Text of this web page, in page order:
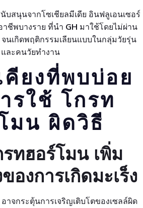
บสนุนจากโซเชียลมีเดีย อินฟลูเอนเซอร์
ชีพบางราย ที่นำ GH มาใช้โดยไม่ผ่าน
นเกิดพฤติกรรมเลียนแบบในกลุ่มวัยรุ่น
และคนวัยทำงาน
คียงที่พบบ่อย
รใช้ โกรท
มน ผิดวิธี
ทฮอร์โมน เพิ่ม
องการเกิดมะเร็ง
อาจกระตุ้นการเจริญเติบโตของเซลล์ผิด